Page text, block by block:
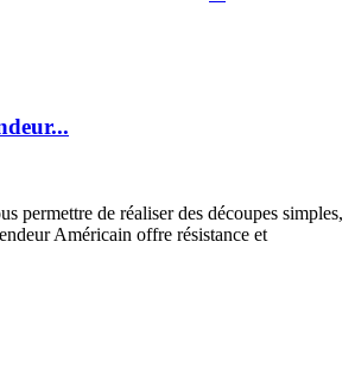
permettre de réaliser des découpes simples,
Américain offre résistance et